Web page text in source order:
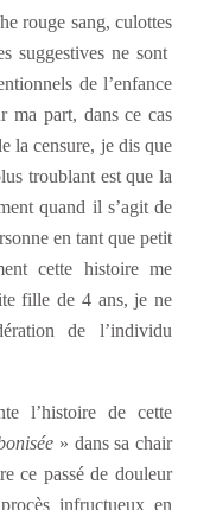
rouge sang, culottes
suggestives ne sont
de l’enfance
ma part, dans ce cas
la censure, je dis que
troublant est que la
quand il s’agit de
en tant que petit
cette histoire me
fille de 4 ans, je ne
de l’individu
l’histoire de cette
» dans sa chair
ce passé de douleur
infructueux en